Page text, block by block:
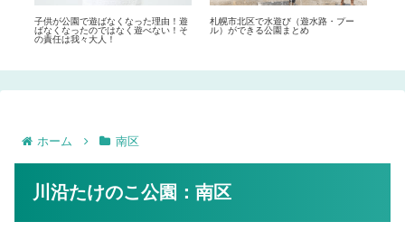
子供が公園で遊ばなくなった理由！遊
ばなくなったのではなく遊べない！そ
の責任は我々大人！
札幌市北区で水遊び（遊水路・プー
ル）ができる公園まとめ
ホーム 南区
川沿たけのこ公園：南区